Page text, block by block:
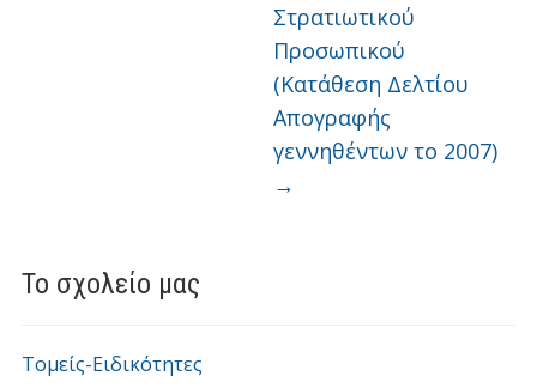
Το σχολείο μας
Τομείς-Ειδικότητες
Στρατιωτικού
Προσωπικού
(Κατάθεση Δελτίου
Απογραφής
γεννηθέντων το 2007)
→